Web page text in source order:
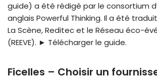
guide) a été rédigé par le consortium
anglais Powerful Thinking. Il a été
La Scène, Reditec et le Réseau éco-
(REEVE). ► Télécharger le guide.
Ficelles – Choisir un